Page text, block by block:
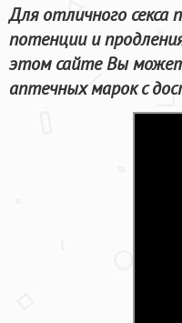
Для отличного секса
потенции и
этом сайте Вы
аптечных марок с